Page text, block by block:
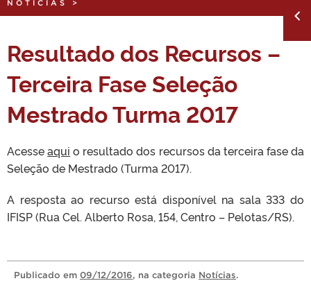
TELEFONES
NOTÍCIAS >
Resultado dos Recursos –
Terceira Fase Seleção
Mestrado Turma 2017
Acesseaqui o resultado dos recursos da terceira fase da
Seleção de Mestrado (Turma 2017).
A resposta ao recurso está disponível na sala 333 do
IFISP (Rua Cel. Alberto Rosa, 154, Centro – Pelotas/RS).
Publicado em 09/12/2016, na categoria Notícias.